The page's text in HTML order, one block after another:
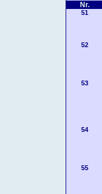
Nr.
51
52
53
54
55